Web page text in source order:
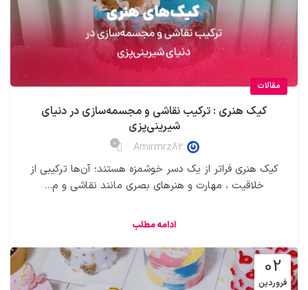
مقالات
کیک‌ هنری : ترکیب نقاشی و مجسمه‌سازی در دنیای
شیرینی‌پزی
Amirmrz82
0
کیک‌ هنری فراتر از یک دسر خوشمزه هستند؛ آن‌ها ترکیبی از
خلاقیت ، مهارت و هنرهای بصری مانند نقاشی و م...
ادامه مطلب
02
فروردین